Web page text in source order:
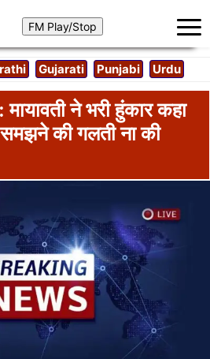
Gujarati Punjabi Urdu
मायावती ने भरी हुंकार कहा
की गलती ना की